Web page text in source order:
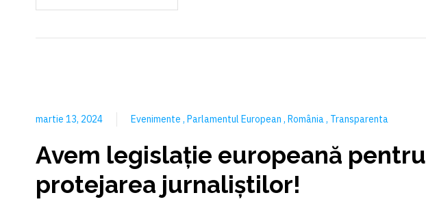
martie 13, 2024 Evenimente Parlamentul European România Transparenta
Avem legislație europeană pentru
protejarea jurnaliștilor!